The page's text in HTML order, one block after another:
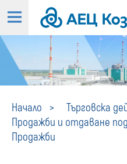
Начало
Търговска
Продажби и отдаване
Продажби